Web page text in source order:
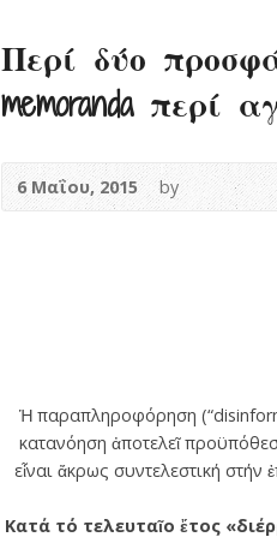
Περί δύο
memoranda
6 Μαΐου, 2015 by
Ἡ παραπληροφόρηση
κατανόηση ἀποτελεῖ
εἶναι ἄκρως συντελεστική
Κατά τό τελευταῖο ἔτος